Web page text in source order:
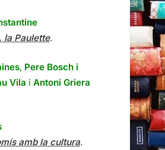
la Paulette.
, Pere Bosch i
Vila i Antoni Griera
amb la cultura.